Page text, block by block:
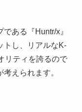
ある『Huntr/x』
トし、リアルなK-
リティを誇るので
えられます。